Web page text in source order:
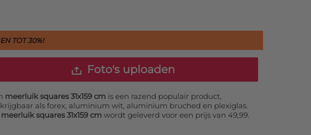
TOT 30%!
Foto's uploaden
meerluik squares 31x159 cm is een razend populair product,
als forex, aluminium wit, aluminium bruched en plexiglas.
meerluik squares 31x159 cm wordt geleverd voor een prijs van 49,99.